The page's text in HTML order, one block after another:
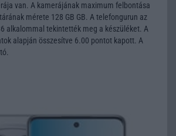
van. A kamerájának maximum felbontása
mérete 128 GB GB. A telefongurun az
alkalommal tekintették meg a készüléket. A
alapján összesítve 6.00 pontot kapott. A